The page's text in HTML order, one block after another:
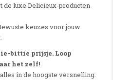
de luxe Delicieux-producten
keuzes voor jouw
bittie prijsje. Loop
het zelf!
in de hoogste versnelling.